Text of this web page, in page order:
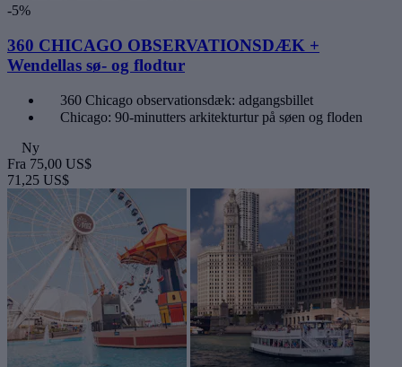
-5%
360 CHICAGO OBSERVATIONSDÆK +
Wendellas sø- og flodtur
360 Chicago observationsdæk: adgangsbillet
Chicago: 90-minutters arkitekturtur på søen og floden
Ny
Fra 75,00 US$
71,25 US$